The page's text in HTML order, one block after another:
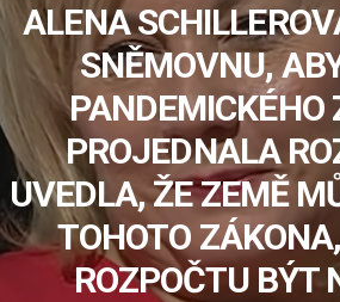
ALENA
SNĚMOVNU,
PANDEMICKÉHO
PROJEDNALA
UVEDLA, ŽE ZEMĚ
TOHOTO
ROZPOČTU BÝT